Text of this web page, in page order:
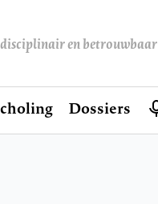
en betrouwbaar
Dossiers